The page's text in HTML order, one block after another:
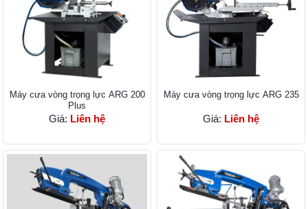
Máy cưa vòng trọng lực ARG 200
Plus
Giá: Liên hệ
Máy cưa vòng trọng lực ARG 235
Giá: Liên hệ